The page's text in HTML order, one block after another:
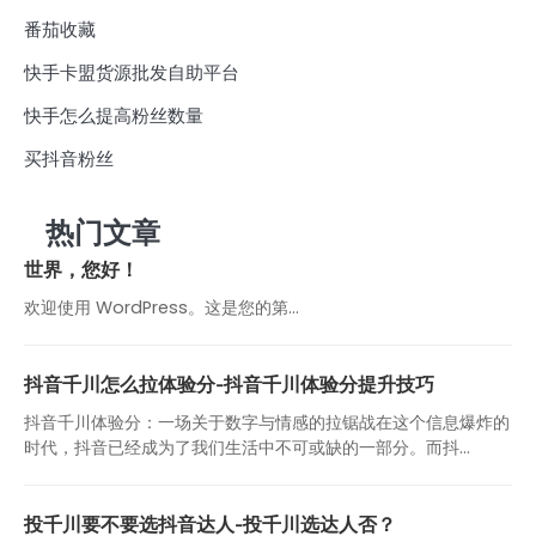
番茄收藏
快手卡盟货源批发自助平台
快手怎么提高粉丝数量
买抖音粉丝
热门文章
世界，您好！
欢迎使用 WordPress。这是您的第…
抖音千川怎么拉体验分-抖音千川体验分提升技巧
抖音千川体验分：一场关于数字与情感的拉锯战在这个信息爆炸的
时代，抖音已经成为了我们生活中不可或缺的一部分。而抖...
投千川要不要选抖音达人-投千川选达人否？